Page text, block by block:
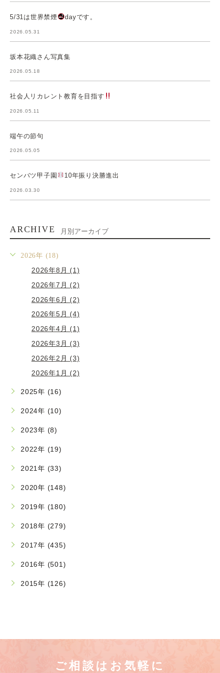
5/31は世界禁煙 dayです。
2026.05.31
坂本花織さん写真集
2026.05.18
社会人リカレント教育を目指す
2026.05.11
端午の節句
2026.05.05
センバツ甲子園 10年振り決勝進出
2026.03.30
ARCHIVE 月別アーカイブ
2026年 (18)
2026年8月 (1)
2026年7月 (2)
2026年6月 (2)
2026年5月 (4)
2026年4月 (1)
2026年3月 (3)
2026年2月 (3)
2026年1月 (2)
2025年 (16)
2024年 (10)
2023年 (8)
2022年 (19)
2021年 (33)
2020年 (148)
2019年 (180)
2018年 (279)
2017年 (435)
2016年 (501)
2015年 (126)
ご相談はお気軽に